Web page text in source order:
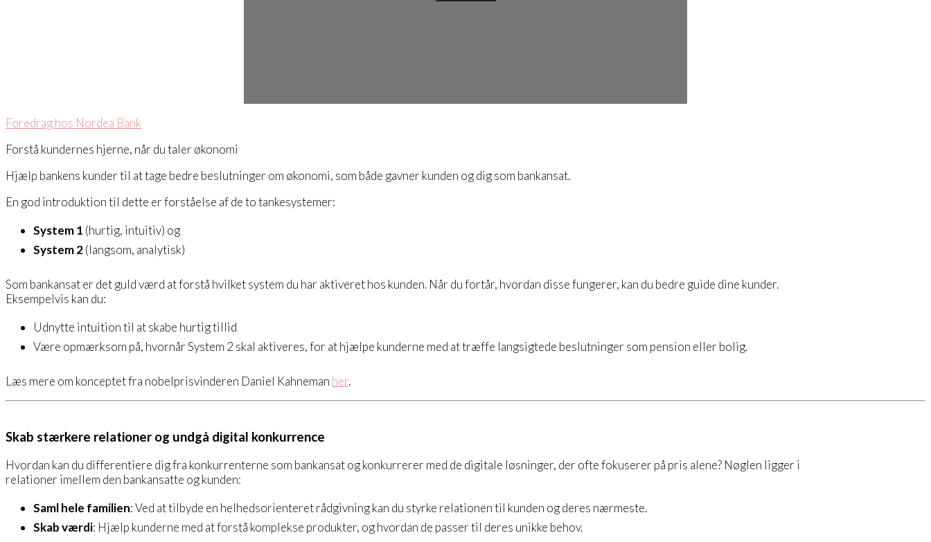
Foredrag hos Nordea Bank
Forstå kundernes hjerne, når du taler økonomi
Hjælp bankens kunder til at tage bedre beslutninger om økonomi, som både gavner kunden og dig som bankansat.
En god introduktion til dette er forståelse af de to tankesystemer:
System 1 (hurtig, intuitiv) og
System 2(langsom, analytisk)
Som bankansat er det guld værd at forstå hvilket system du har aktiveret hos kunden. Når du fortår, hvordan disse fungerer, kan du bedre guide dine kunder.
Eksempelvis kan du:
Udnytte intuition til at skabe hurtig tillid
Være opmærksom på, hvornår System 2 skal aktiveres, for at hjælpe kunderne med at træffe langsigtede beslutninger som pension eller bolig.
Læs mere om konceptet fra nobelprisvinderen Daniel Kahneman her.
Skab stærkere relationer og undgå digital konkurrence
Hvordan kan du differentiere dig fra konkurrenterne som bankansat og konkurrerer med de digitale løsninger, der ofte fokuserer på pris alene? Nøglen ligger i
relationer imellem den bankansatte og kunden:
Saml hele familien: Ved at tilbyde en helhedsorienteret rådgivning kan du styrke relationen til kunden og deres nærmeste.
Skab værdi: Hjælp kunderne med at forstå komplekse produkter, og hvordan de passer til deres unikke behov.